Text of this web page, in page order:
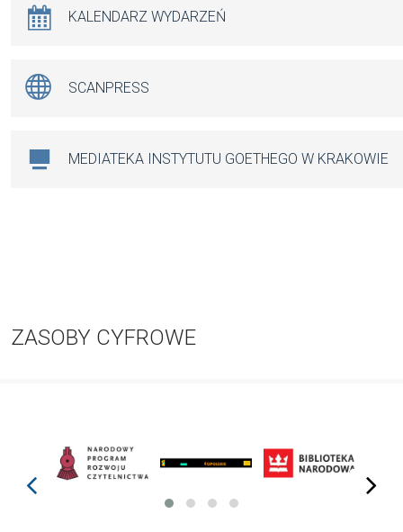
KALENDARZ WYDARZEŃ
SCANPRESS
MEDIATEKA INSTYTUTU GOETHEGO W KRAKOWIE
ZASOBY CYFROWE
prev next